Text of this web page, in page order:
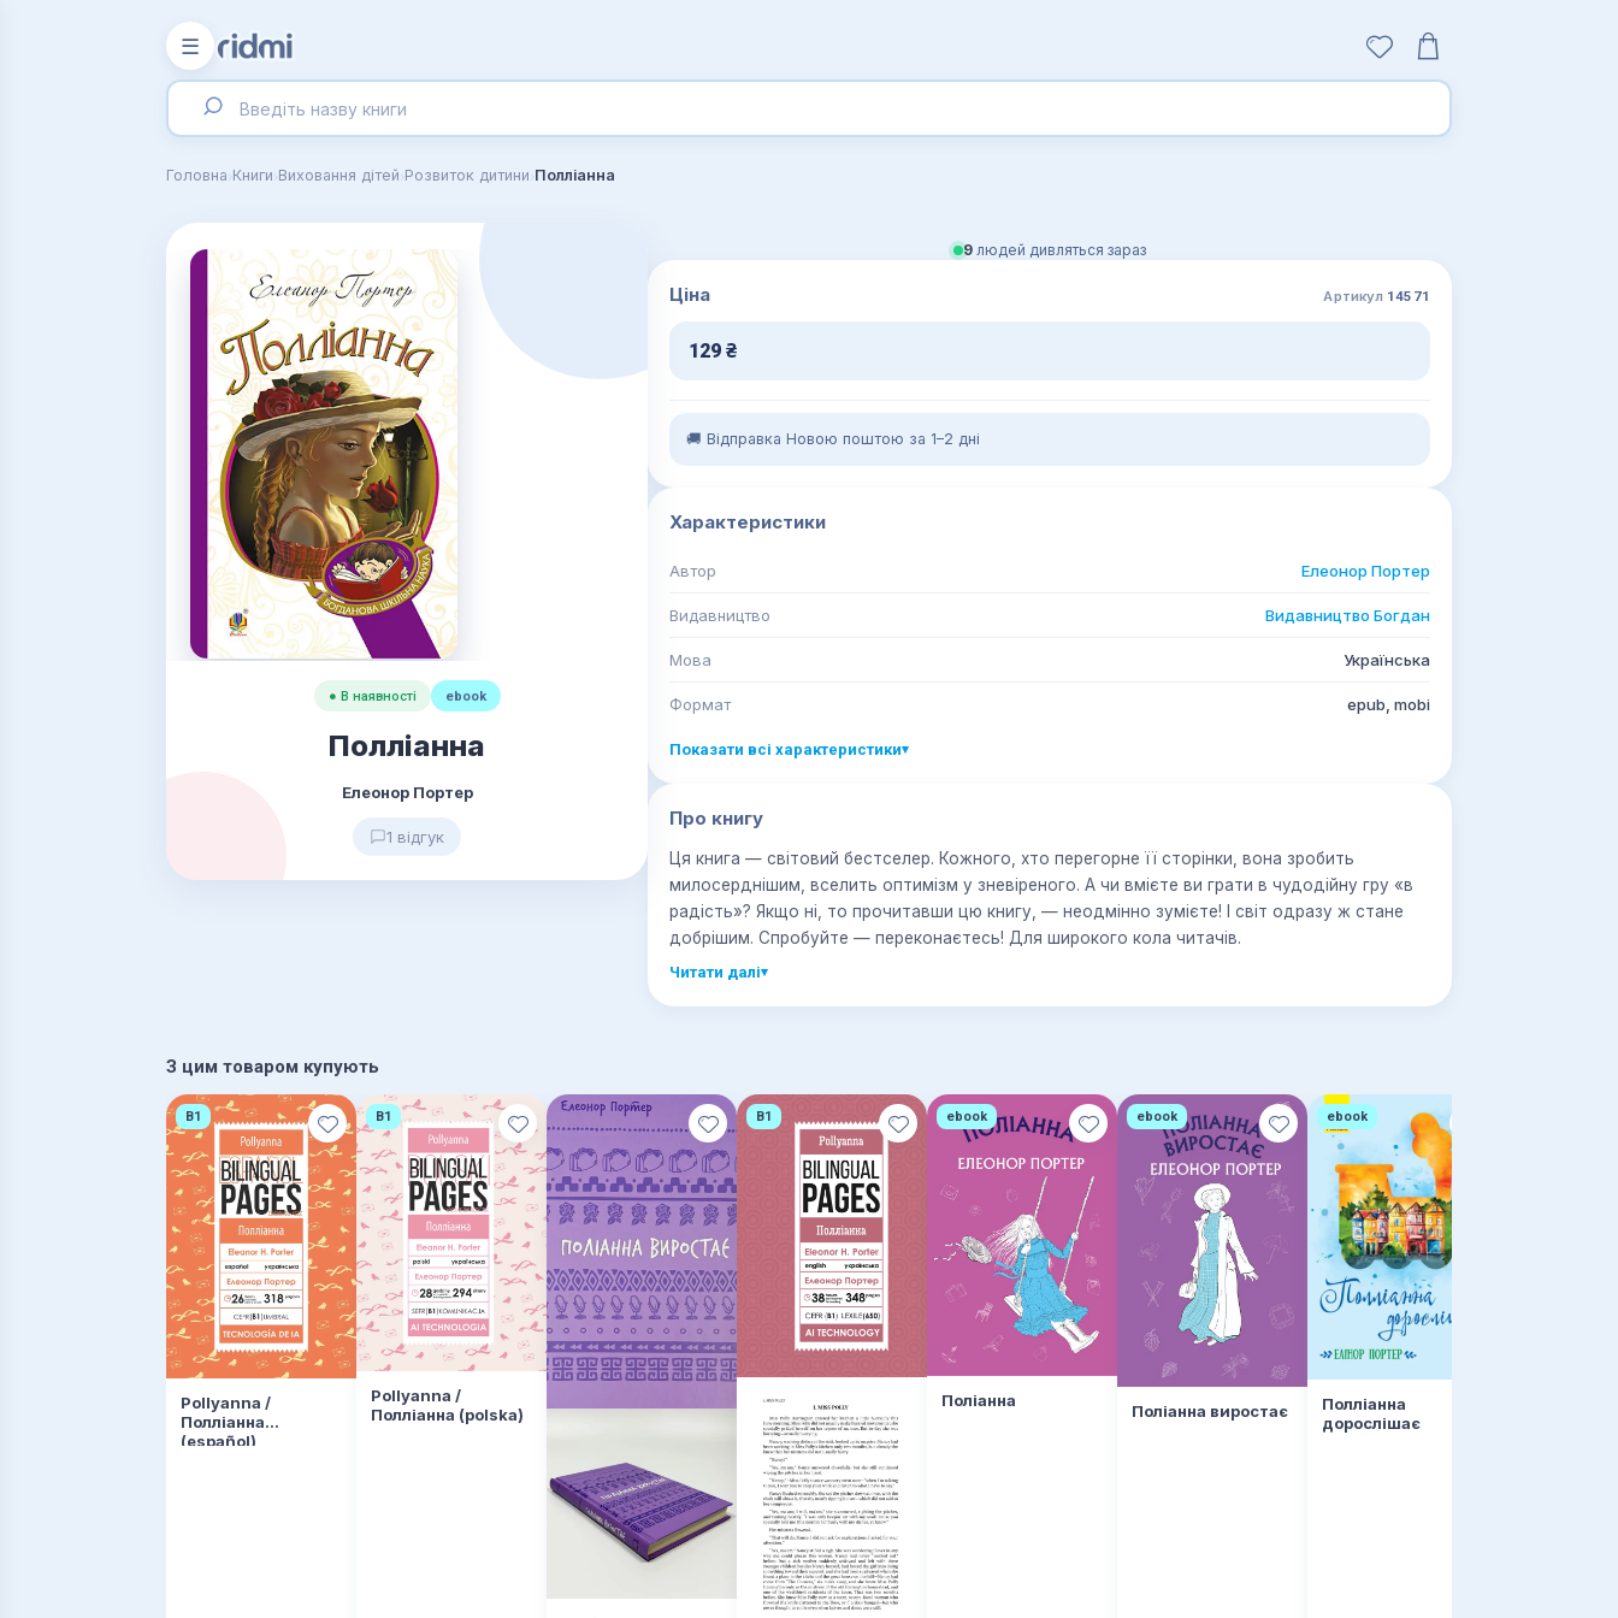
☰
Головна›Книги›Виховання дітей›Розвиток дитини›Полліанна
● В наявності ebook
Полліанна
Елеонор Портер
1 відгук
9 людей дивляться зараз
Ціна Артикул 14571
129 ₴
🚚 Відправка Новою поштою за 1–2 дні
Характеристики
Автор Елеонор Портер
Видавництво Видавництво Богдан
Мова Українська
Формат epub, mobi
Показати всі характеристики▾
Про книгу
Ця книга — світовий бестселер. Кожного, хто перегорне її сторінки, вона зробить
милосерднішим, вселить оптимізм у зневіреного. А чи вмієте ви грати в чудодійну гру «в
радість»? Якщо ні, то прочитавши цю книгу, — неодмінно зумієте! І світ одразу ж стане
добрішим. Спробуйте — переконаєтесь! Для широкого кола читачів.
Читати далі▾
З цим товаром купують
B1
Pollyanna /
Полліанна
(español)
В1
Pollyanna /
Полліанна (polska)
B1 ebook
Поліанна
ebook
Поліанна виростає
ebook
Полліанна
дорослішає